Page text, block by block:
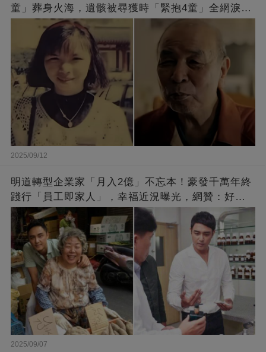
童」葬身火海，遺骸被尋獲時「緊抱4童」全網淚
崩：真正的英雄不該被遺忘
2025/09/12
明道轉型企業家「月入2億」不忘本！豪發千萬年終
踐行「員工即家人」，幸福近況曝光，網贊：好老
闆的福報
2025/09/07